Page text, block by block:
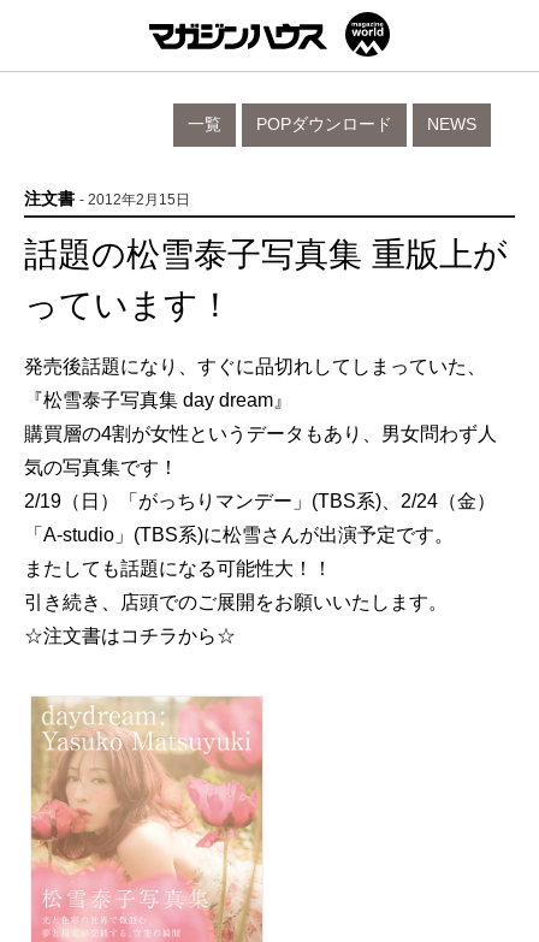
NEWS
POPダウンロード
一覧
注文書 - 2012年2月15日
話題の松雪泰子写真集 重版上が
っています！
発売後話題になり、すぐに品切れしてしまっていた、
『松雪泰子写真集 day dream』
購買層の4割が女性というデータもあり、男女問わず人
気の写真集です！
2/19（日）「がっちりマンデー」(TBS系)、2/24（金）
「A-studio」(TBS系)に松雪さんが出演予定です。
またしても話題になる可能性大！！
引き続き、店頭でのご展開をお願いいたします。
☆注文書はコチラから☆